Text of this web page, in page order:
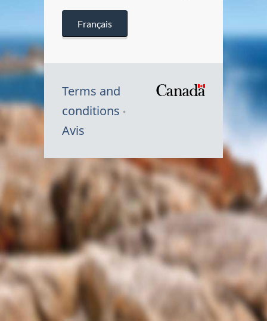
Français
Terms and
conditions
Avis
Symbole
du
Canada